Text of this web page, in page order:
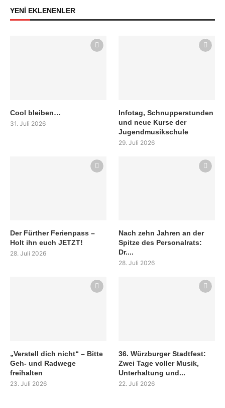
YENİ EKLENENLER
Cool bleiben…
31. Juli 2026
Infotag, Schnupperstunden
und neue Kurse der
Jugendmusikschule
29. Juli 2026
Der Fürther Ferienpass –
Holt ihn euch JETZT!
28. Juli 2026
Nach zehn Jahren an der
Spitze des Personalrats:
Dr....
28. Juli 2026
„Verstell dich nicht“ – Bitte
Geh- und Radwege
freihalten
23. Juli 2026
36. Würzburger Stadtfest:
Zwei Tage voller Musik,
Unterhaltung und...
22. Juli 2026